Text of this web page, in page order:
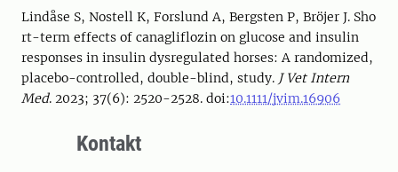
Lindåse S, Nostell K, Forslund A, Bergsten P, Bröjer J. Sho
rt-term effects of canagliflozin on glucose and insulin
responses in insulin dysregulated horses: A randomized,
placebo-controlled, double-blind, study. J Vet Intern
Med. 2023; 37(6): 2520-2528. doi:10.1111/jvim.16906
Kontakt